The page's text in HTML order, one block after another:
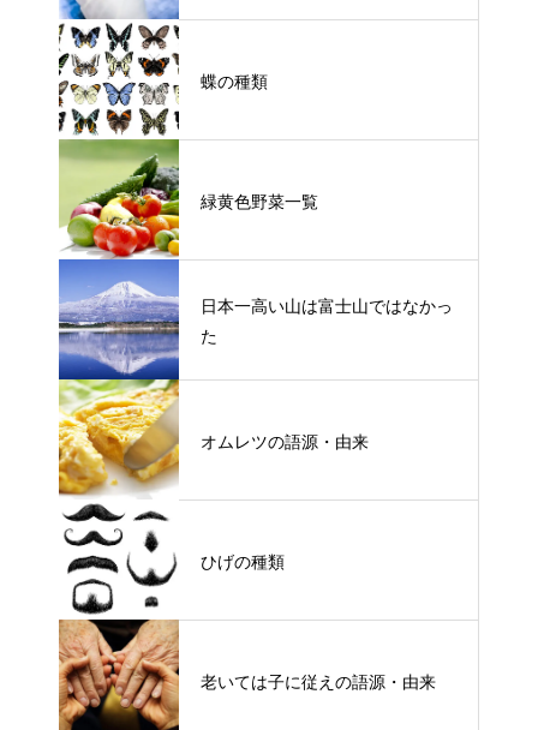
蝶の種類
緑黄色野菜一覧
日本一高い山は富士山ではなかっ
た
オムレツの語源・由来
ひげの種類
老いては子に従えの語源・由来